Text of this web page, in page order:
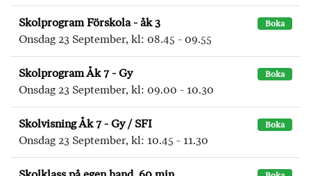
Skolprogram Förskola - åk 3 Boka
Onsdag 23 September, kl: 08.45 - 09.55
Skolprogram Åk 7 - Gy Boka
Onsdag 23 September, kl: 09.00 - 10.30
Skolvisning Åk 7 - Gy / SFI Boka
Onsdag 23 September, kl: 10.45 - 11.30